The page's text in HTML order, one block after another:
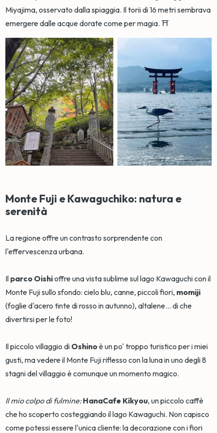
Miyajima, osservato dalla spiaggia. Il torii di 16 metri sembrava
emergere dalle acque dorate come per magia. ⛩️
Monte Fuji e Kawaguchiko: natura e
serenità
La regione offre un contrasto sorprendente con
l'effervescenza urbana.
Il parco Oishioffre una vista sublime sul lago Kawaguchi con il
Monte Fuji sullo sfondo: cielo blu, canne, piccoli fiori, momiji
(foglie d'acero tinte di rosso in autunno), altalene... di che
divertirsi per le foto!
Il piccolo villaggio di Oshinoè un po' troppo turistico per i miei
gusti, ma vedere il Monte Fuji riflesso con la luna in uno degli 8
stagni del villaggio è comunque un momento magico.
Il mio colpo di fulmine:HanaCafe Kikyou, un piccolo caffè
che ho scoperto costeggiando il lago Kawaguchi. Non capisco
come potessi essere l'unica cliente: la decorazione con i fiori